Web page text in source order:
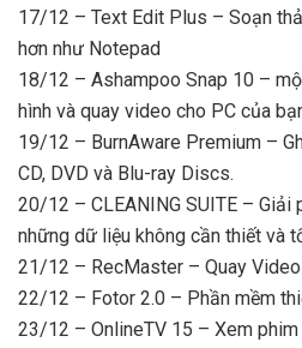
17/12 – Text Edit Plus – Soạn
hơn như Notepad
18/12 – Ashampoo Snap 10 –
hình và quay video cho PC của
19/12 – BurnAware Premium –
CD, DVD và Blu-ray Discs.
20/12 – CLEANING SUITE – Giải
những dữ liệu không cần thiết và
21/12 – RecMaster – Quay Video
22/12 – Fotor 2.0 – Phần mềm
23/12 – OnlineTV 15 – Xem phim